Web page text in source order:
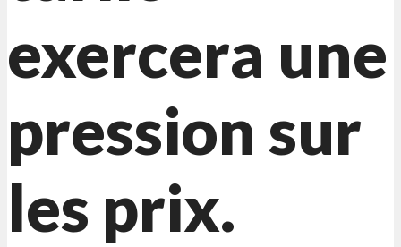
exercera une
pression sur
les prix.